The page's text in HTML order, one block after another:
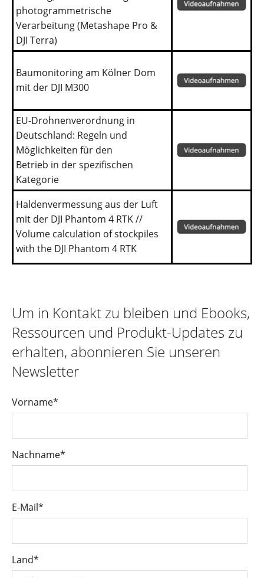
photogrammetrische
Verarbeitung (Metashape Pro &
DJI Terra)
Baumonitoring am Kölner Dom
mit der DJI M300
EU-Drohnenverordnung in
Deutschland: Regeln und
Möglichkeiten für den
Betrieb in der spezifischen
Kategorie
Haldenvermessung aus der Luft
mit der DJI Phantom 4 RTK //
Volume calculation of stockpiles
with the DJI Phantom 4 RTK
Um in Kontakt zu bleiben und Ebooks,
Ressourcen und Produkt-Updates zu
erhalten, abonnieren Sie unseren
Newsletter
Vorname*
Nachname*
E-Mail*
Land*